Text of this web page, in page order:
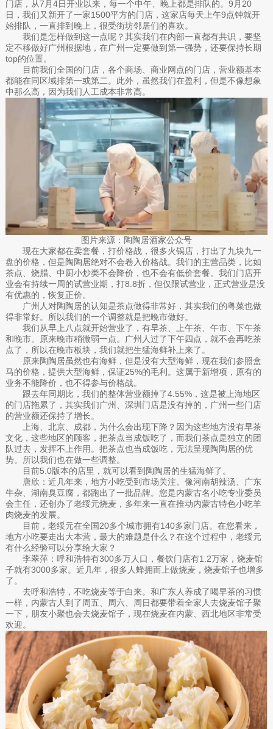
门店，从7月4日开业以来，每一个中午、晚上都是排队的。9月20
日，我们又新开了一家1500平方的门店，这家店每天上午9点钟就开
始排队，一直排到晚上，很受街坊邻居们的喜欢。
我们是怎样做到这一点呢？其实我们在内部一直都有共识，要坚
定不移做好广州根据地，在广州一定要做到第一强势，还要保持长期
top的位置。
目前我们全国的门店，各个商场、商业网点的门店，营业额基本
都能在同区域排第一或第二。此外，虽然我们在盈利，但是不像想象
中那么高，因为我们人工成本非常高。
图片来源：陶陶居酒家公众号
现在大家都在卖套餐，打价格战，很多火锅店，打出了九块九一
盘的价格，但是陶陶居绝对不会卷入价格战。我们的主营品类，比如
茶点、烧腊、中厨小炒类不会降价，也不会有低价套餐。我们门店开
业会有持续一周的试营业期，打8.8折，但仅限试营业，正式营业是没
有优惠的，恢复正价。
广州人对陶陶居的认知是茶点做得非常好，其实我们的粤菜也做
得非常好。所以我们的一个调整就是把晚市做好。
我们从早上八点就开始营业了，有早茶、上午茶、午市、下午茶
和晚市。原来晚市稍微弱一点。广州人过了下午四点，就不会再吃茶
点了，所以在晚市板块，我们就把生猛海鲜补上来了。
原来陶陶居虽然也有海鲜，但是没有大型海鲜，现在我们参照盒
马的价格，提供大型海鲜，保证25%的毛利。这属于新增项，原有的
业务不能降价，也不得参与价格战。
跟去年同期比，我们的整体营业额掉了4.55%，这是被上海地区
的门店拖累了，其实我们广州、深圳门店是没有掉的，广州一些门店
的营业额还保持了增长。
上海、北京、成都，为什么会出现下降？因为这些地方没有早茶
文化，这些地区的顾客，把茶点当成饭吃了，而我们茶点是独立的团
队过去，发挥不上作用。把茶点也当成饭吃，无法呈现陶陶居的优
势。所以我们也在做一些调整。
目前5.0版本的店里，就可以看到陶陶居的生猛海鲜了。
唐欣：近几年来，地方小吃受到市场关注。像河南胡辣汤、广东
牛杂、湖南臭豆腐，都跑出了一批品牌。您是内蒙古名小吃专业委员
会主任，还创办了老绥元烧麦，多年来一直在推动内蒙古特色小吃羊
肉烧麦的发展。
目前，老绥元在全国20多个城市拥有140多家门店。在您看来，
地方小吃要走出大本营，最大的难题是什么？在这个过程中，老绥元
有什么经验可以分享给大家？
李翠萍：呼和浩特有300多万人口，餐饮门店有1.2万家，烧麦馆
子就有3000多家。近几年，很多人蜂拥而上做烧麦，烧麦馆子也增多
了。
去呼和浩特，不吃烧麦等于白来。和广东人养成了喝早茶的习惯
一样，内蒙古人到了周五、周六、周日都要带着全家人去烧麦馆子聚
一下，朋友小聚也会去烧麦馆子，现在烧麦在内蒙、西北地区非常受
欢迎。